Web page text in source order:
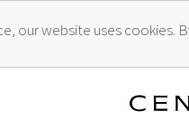
our website uses cookies.